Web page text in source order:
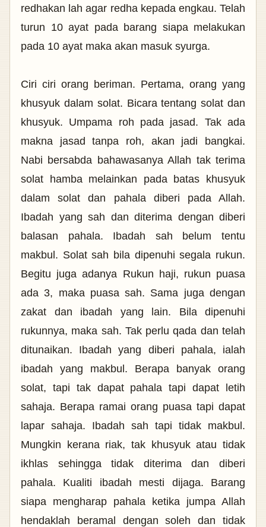
redhakan lah agar redha kepada engkau. Telah
turun 10 ayat pada barang siapa melakukan
pada 10 ayat maka akan masuk syurga.
Ciri ciri orang beriman. Pertama, orang yang
khusyuk dalam solat. Bicara tentang solat dan
khusyuk. Umpama roh pada jasad. Tak ada
makna jasad tanpa roh, akan jadi bangkai.
Nabi bersabda bahawasanya Allah tak terima
solat hamba melainkan pada batas khusyuk
dalam solat dan pahala diberi pada Allah.
Ibadah yang sah dan diterima dengan diberi
balasan pahala. Ibadah sah belum tentu
makbul. Solat sah bila dipenuhi segala rukun.
Begitu juga adanya Rukun haji, rukun puasa
ada 3, maka puasa sah. Sama juga dengan
zakat dan ibadah yang lain. Bila dipenuhi
rukunnya, maka sah. Tak perlu qada dan telah
ditunaikan. Ibadah yang diberi pahala, ialah
ibadah yang makbul. Berapa banyak orang
solat, tapi tak dapat pahala tapi dapat letih
sahaja. Berapa ramai orang puasa tapi dapat
lapar sahaja. Ibadah sah tapi tidak makbul.
Mungkin kerana riak, tak khusyuk atau tidak
ikhlas sehingga tidak diterima dan diberi
pahala. Kualiti ibadah mesti dijaga. Barang
siapa mengharap pahala ketika jumpa Allah
hendaklah beramal dengan soleh dan tidak